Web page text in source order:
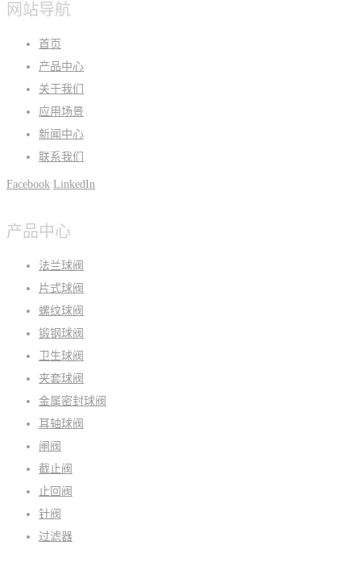
网站导航
首页
产品中心
关于我们
应用场景
新闻中心
联系我们
Facebook LinkedIn
产品中心
法兰球阀
片式球阀
螺纹球阀
锻钢球阀
卫生球阀
夹套球阀
金属密封球阀
耳轴球阀
闸阀
截止阀
止回阀
针阀
过滤器